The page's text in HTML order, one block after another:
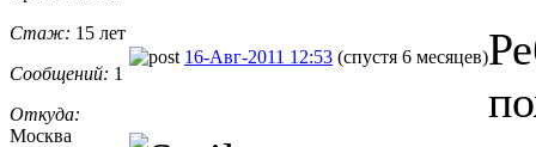
Стаж: 15 лет
Сообщений: 1
Откуда:
Москва
16-Авг-2011 12:53 (спустя 6 месяцев)